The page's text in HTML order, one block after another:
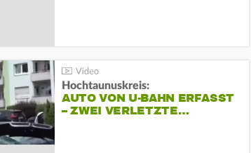
Hochtaunuskreis:
AUTO VON U-BAHN ERFASST
– ZWEI VERLETZTE…